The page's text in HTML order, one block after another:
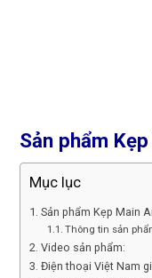
Sản phẩm
Mục lục
Sản phẩm Kẹp Main
Thông tin sản
Video sản phẩm:
Điện thoại Việt Nam